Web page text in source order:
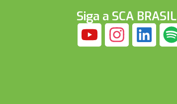
Siga a SCA BRASIL